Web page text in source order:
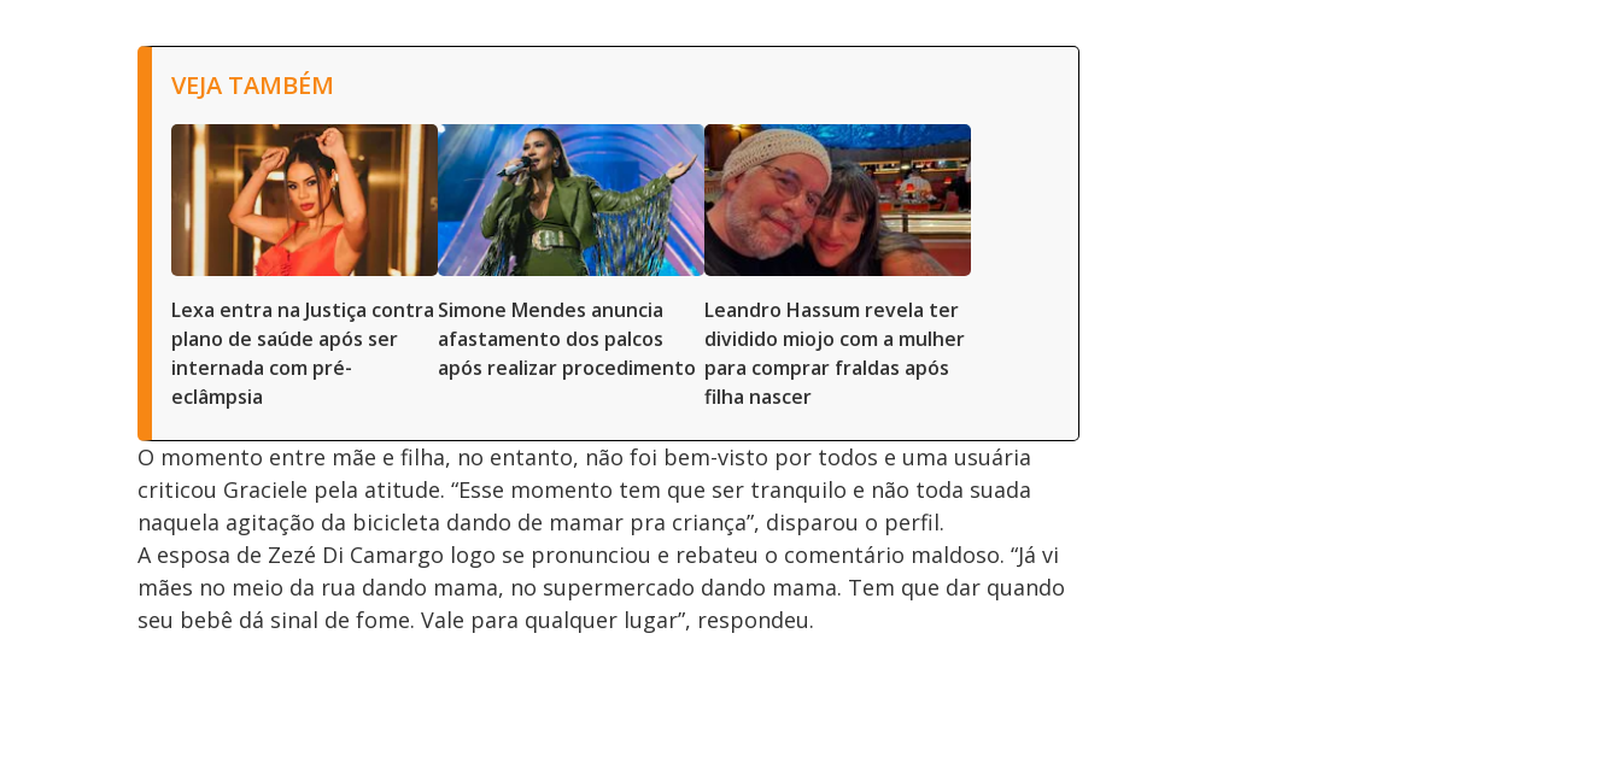
VEJA TAMBÉM
Lexa entra na Justiça contra
plano de saúde após ser
internada com pré-
eclâmpsia
Simone Mendes anuncia
afastamento dos palcos
após realizar procedimento
Leandro Hassum revela ter
dividido miojo com a mulher
para comprar fraldas após
filha nascer
O momento entre mãe e filha, no entanto, não foi bem-visto por todos e uma usuária
criticou Graciele pela atitude. “Esse momento tem que ser tranquilo e não toda suada
naquela agitação da bicicleta dando de mamar pra criança”, disparou o perfil.
A esposa de Zezé Di Camargo logo se pronunciou e rebateu o comentário maldoso. “Já vi
mães no meio da rua dando mama, no supermercado dando mama. Tem que dar quando
seu bebê dá sinal de fome. Vale para qualquer lugar”, respondeu.